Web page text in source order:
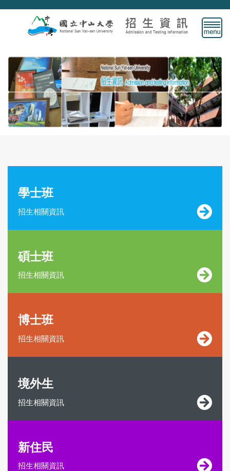
跳
學士班
招生相關資訊
碩士班
招生相關資訊
博士班
招生相關資訊
境外生
招生相關資訊
新住民
招生相關資訊